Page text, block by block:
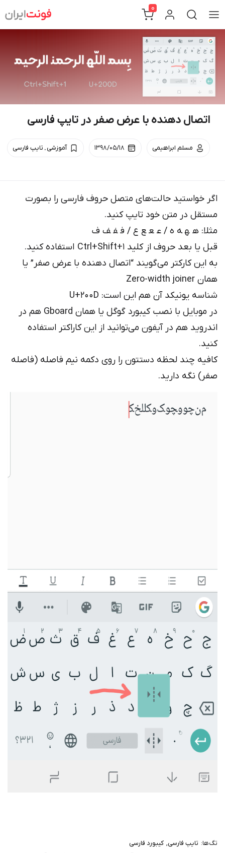
to
content
0
اتصال دهنده با عرض صفر در تایپ فارسی
مسلم ابراهیمی ۱۳۹۸/۰۵/۱۸ آموزشی. تایپ فارسی
اگر خواستید حالت‌های متصل حروف فارسی را بصورت
مستقل در متن خود تایپ کنید.
مثلا: ه‍ ‍ه‍ ‍ه ه / ع‍ ‍ع‍ ‍ع ع / ف‍ ‍‍ف‍ ‍ف ف
قبل یا بعد حروف از کلید Ctrl+Shift+1 استفاده کنید.
به این کارکتر می‌گویند “اتصال دهنده با عرض صفر” یا
همان Zero-width joiner
شناسه یونیکد آن هم این است: U+200D
در موبایل با نصب کیبورد گوگل یا همان Gboard هم در
اندروید هم در آیفون می‌توانید از این کاراکتر استفاده
کنید.
کافیه چند لحظه دستتون را روی دکمه نیم فاصله (فاصله
صفر) نگه دارید.
تگ‌ها: تایپ فارسی کیبورد فارسی